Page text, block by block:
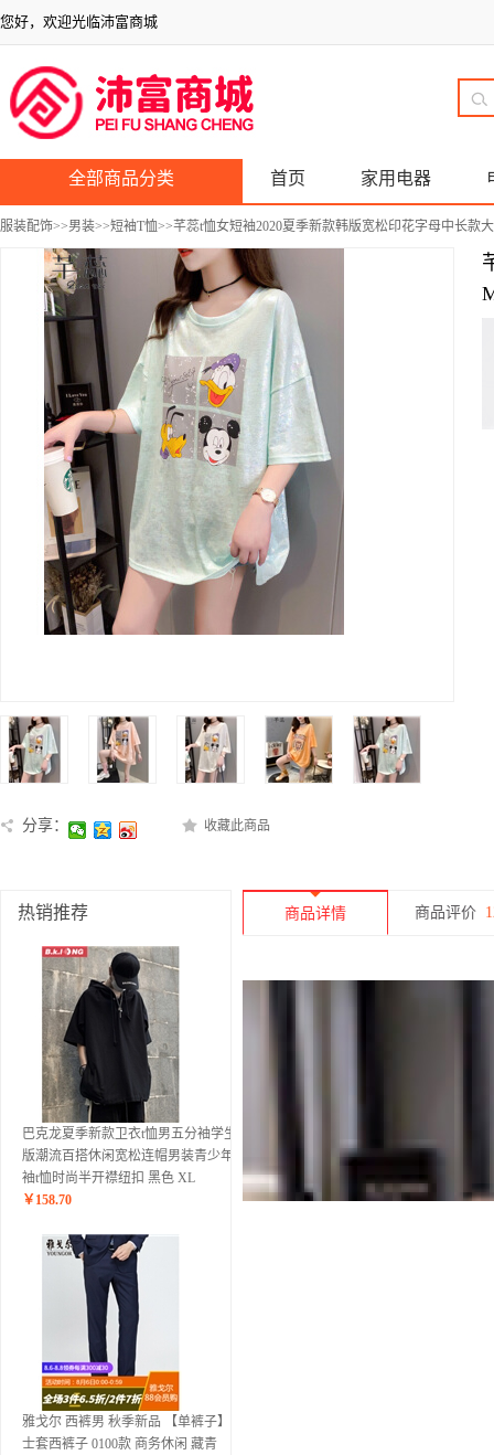
您好，欢迎光临沛富商城
全部商品分类 首页 家用电器
服装配饰>>男装>>短袖T恤>>芊蕊t恤女短袖2020夏季新款韩版宽松印花字母中长款
分享： 收藏此商品
热销推荐
巴克龙夏季新款卫衣t恤男五分袖学生韩
版潮流百搭休闲宽松连帽男装青少年短
袖t恤时尚半开襟纽扣 黑色 XL
￥ 158.70
雅戈尔 西裤男 秋季新品 【单裤子】男
士套西裤子 0100款 商务休闲 藏青
商品详情 商品评价